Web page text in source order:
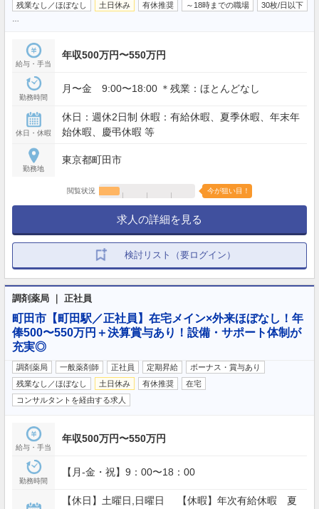
残業なし／ほぼなし
土日休み 有休推奨 ～18時までの職場 30枚/日以下
給与・手当
年収500万円〜550万円
勤務時間
月〜金 9:00〜18:00 ＊残業：ほとんどなし
休日・休暇
休日：週休2日制 休暇：有給休暇、夏季休暇、年末年
始休暇、慶弔休暇 等
勤務地
東京都町田市
閲覧状況 今が狙い目！
求人の詳細を見る
検討リスト（要ログイン）
調剤薬局 ｜ 正社員
町田市【町田駅／正社員】在宅メイン×外来ほぼなし！年
俸500〜550万円＋決算賞与あり！設備・サポート体制が
充実◎
調剤薬局 一般薬剤師 正社員 定期昇給
ボーナス・賞与あり
残業なし／ほぼなし
土日休み 有休推奨
在宅
コンサルタントを経由する求人
給与・手当
年収500万円〜550万円
勤務時間
【月-金・祝】9：00〜18：00
【休日】土曜日,日曜日 【休暇】年次有給休暇 夏